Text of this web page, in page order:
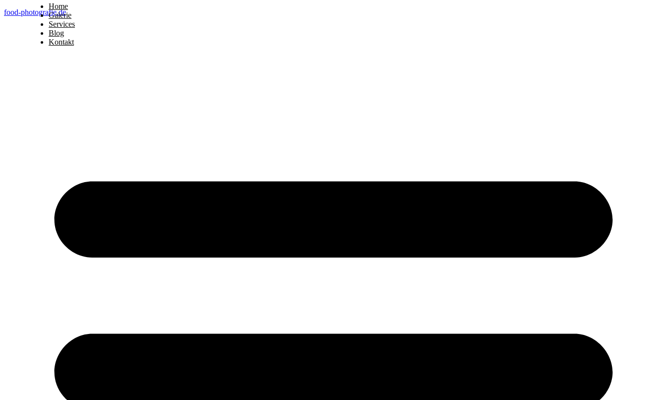
food-photografie.de
Home
Galerie
Services
Blog
Kontakt